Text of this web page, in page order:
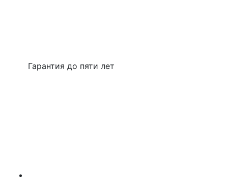
Гарантия до пяти лет